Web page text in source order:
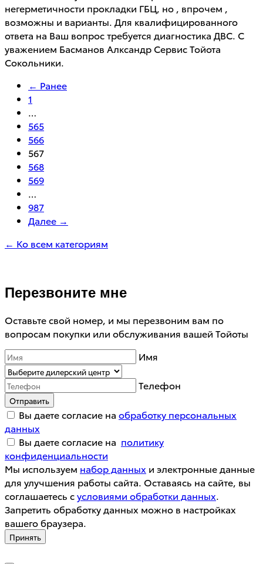
негерметичности прокладки ГБЦ, но , впрочем ,
возможны и варианты. Для квалифицированного
ответа на Ваш вопрос требуется диагностика ДВС. С
уважением Басманов Алксандр Сервис Тойота
Сокольники.
← Ранее
1
…
565
566
567
568
569
…
987
Далее →
← Ко всем категориям
Перезвоните мне
Оставьте свой номер, и мы перезвоним вам по
вопросам покупки или обслуживания вашей Тойоты
Имя
Телефон
Отправить
Вы даете согласие на обработку персональных
данных
Вы даете согласие на политику
конфиденциальности
Мы используем набор данных и электронные данные
для улучшения работы сайта. Оставаясь на сайте, вы
соглашаетесь сусловиями обработки данных.
Запретить обработку данных можно в настройках
вашего браузера.
Принять